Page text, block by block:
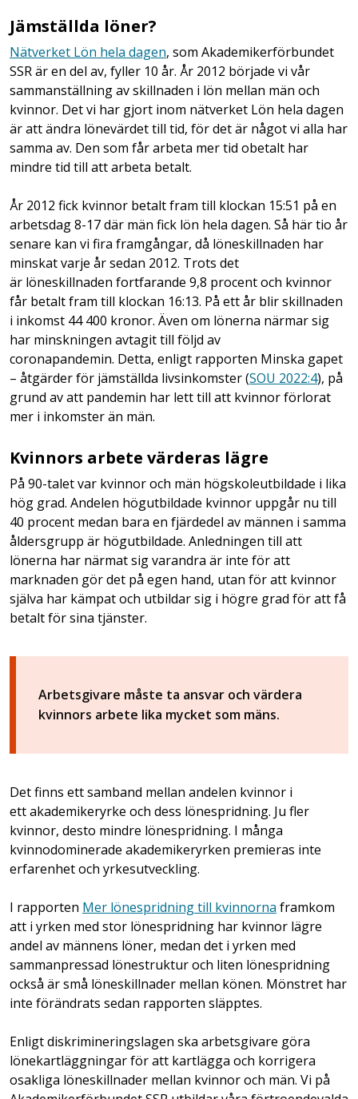
Jämställda löner?
Nätverket Lön hela dagen, som Akademikerförbundet
SSR är en del av, fyller 10 år. År 2012 började vi vår
sammanställning av skillnaden i lön mellan män och
kvinnor. Det vi har gjort inom nätverket Lön hela dagen
är att ändra lönevärdet till tid, för det är något vi alla har
samma av. Den som får arbeta mer tid obetalt har
mindre tid till att arbeta betalt.
År 2012 fick kvinnor betalt fram till klockan 15:51 på en
arbetsdag 8-17 där män fick lön hela dagen. Så här tio år
senare kan vi fira framgångar, då löneskillnaden har
minskat varje år sedan 2012. Trots det
är löneskillnaden fortfarande 9,8 procent och kvinnor
får betalt fram till klockan 16:13. På ett år blir skillnaden
i inkomst 44 400 kronor. Även om lönerna närmar sig
har minskningen avtagit till följd av
coronapandemin. Detta, enligt rapporten Minska gapet
– åtgärder för jämställda livsinkomster (SOU 2022:4), på
grund av att pandemin har lett till att kvinnor förlorat
mer i inkomster än män.
Kvinnors arbete värderas lägre
På 90-talet var kvinnor och män högskoleutbildade i lika
hög grad. Andelen högutbildade kvinnor uppgår nu till
40 procent medan bara en fjärdedel av männen i samma
åldersgrupp är högutbildade. Anledningen till att
lönerna har närmat sig varandra är inte för att
marknaden gör det på egen hand, utan för att kvinnor
själva har kämpat och utbildar sig i högre grad för att få
betalt för sina tjänster.
Arbetsgivare måste ta ansvar och värdera
kvinnors arbete lika mycket som mäns.
Det finns ett samband mellan andelen kvinnor i
ett akademikeryrke och dess lönespridning. Ju fler
kvinnor, desto mindre lönespridning. I många
kvinnodominerade akademikeryrken premieras inte
erfarenhet och yrkesutveckling.
I rapporten Mer lönespridning till kvinnorna framkom
att i yrken med stor lönespridning har kvinnor lägre
andel av männens löner, medan det i yrken med
sammanpressad lönestruktur och liten lönespridning
också är små löneskillnader mellan könen. Mönstret har
inte förändrats sedan rapporten släpptes.
Enligt diskrimineringslagen ska arbetsgivare göra
lönekartläggningar för att kartlägga och korrigera
osakliga löneskillnader mellan kvinnor och män. Vi på